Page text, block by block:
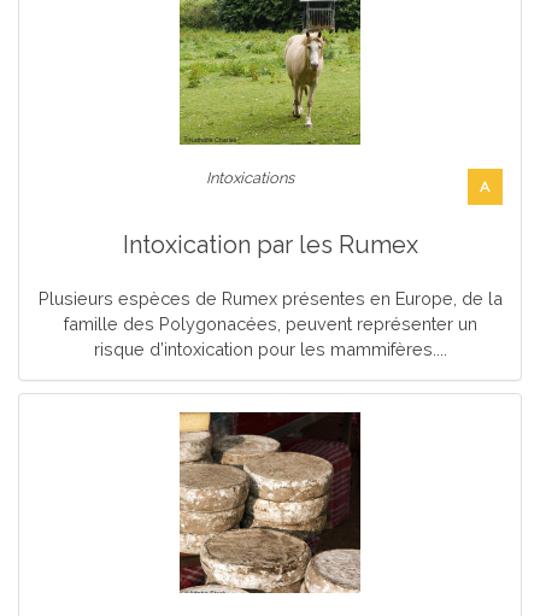
A
Intoxications
Intoxication par les Rumex
Plusieurs espèces de Rumex présentes en Europe, de la
famille des Polygonacées, peuvent représenter un
risque d’intoxication pour les mammifères....